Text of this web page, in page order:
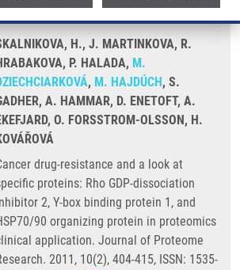
H., J. MARTINKOVA, R.
P. HALADA, M.
, M. HAJDÚCH, S.
A. HAMMAR, D. ENETOFT, A.
O. FORSSTROM-OLSSON, H.
drug-resistance and a look at
proteins: Rho GDP-dissociation
2, Y-box binding protein 1, and
90 organizing protein in proteomics
application. Journal of Proteome
2011, 10(2), 404-415, ISSN: 1535-